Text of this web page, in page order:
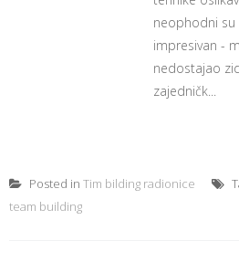
neophodni
impresivan -
nedostajao
zajedničk...
Posted in Tim bilding radionice
team building